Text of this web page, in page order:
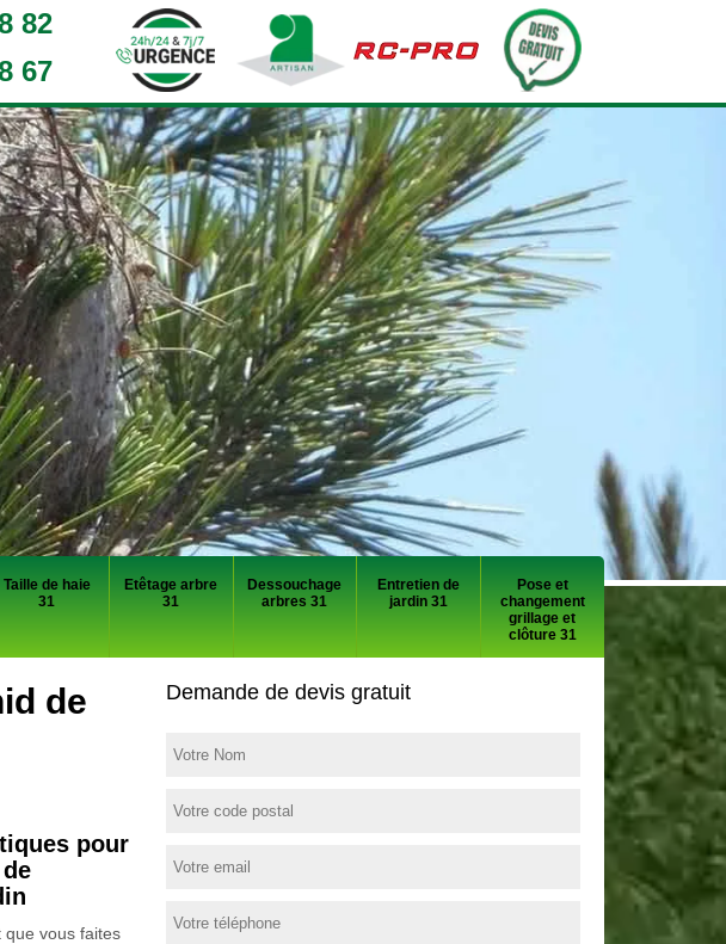
82
67
Taille de haie
31
Etêtage arbre
31
Dessouchage
arbres 31
Entretien de
jardin 31
Pose et
changement
grillage et
clôture 31
de
pour
que vous faites
Demande de devis gratuit